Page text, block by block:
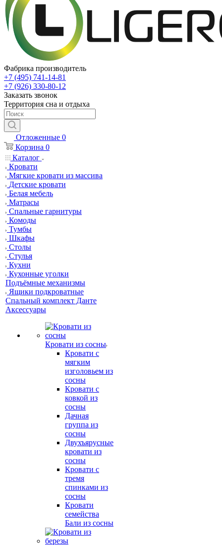
Фабрика производитель
+7 (495) 741-14-81
+7 (926) 330-80-12
Заказать звонок
Территория сна и отдыха
Отложенные 0
Корзина 0
Каталог
Кровати
Мягкие кровати из массива
Детские кровати
Белая мебель
Матрасы
Спальные гарнитуры
Комоды
Тумбы
Шкафы
Столы
Стулья
Кухни
Кухонные уголки
Подъёмные механизмы
Ящики подкроватные
Спальный комплект Данте
Аксессуары
Кровати из сосны
Кровати с
мягким
изголовьем из
сосны
Кровати с
ковкой из
сосны
Дачная
группа из
сосны
Двухъярусные
кровати из
сосны
Кровати с
тремя
спинками из
сосны
Кровати
семейства
Бали из сосны